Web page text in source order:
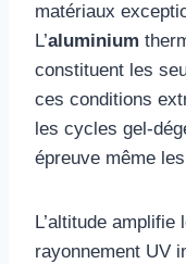
matériaux
L’aluminium
constituent les
ces conditions
les cycles gel-
épreuve même
L’altitude
rayonnement UV